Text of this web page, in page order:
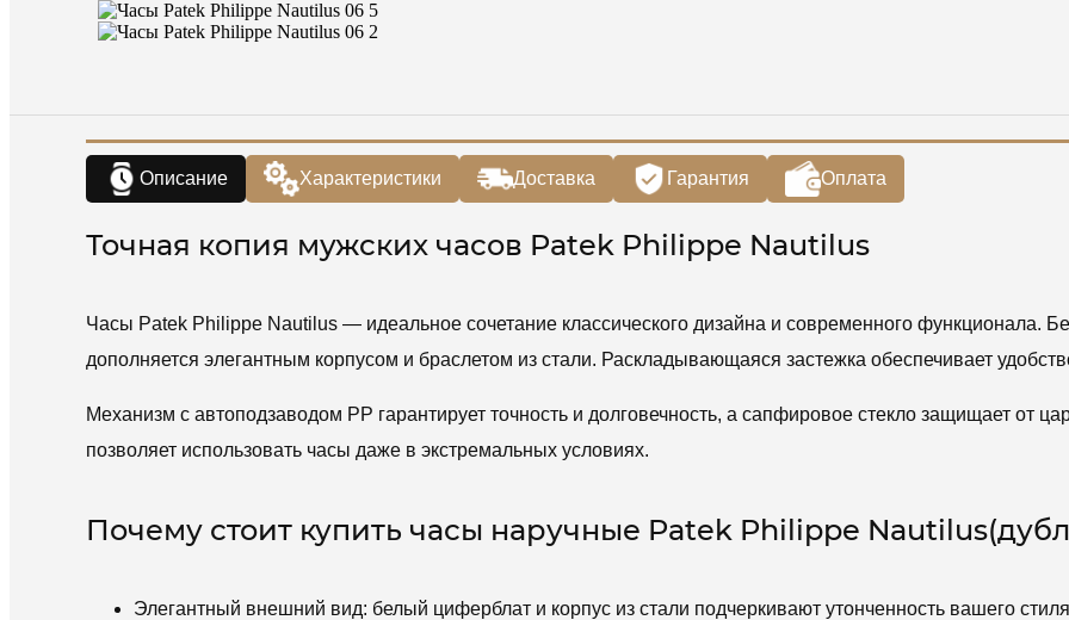
Описание Характеристики Доставка Гарантия Оплата
Точная копия мужских часов Patek Philippe Nautilus
Часы Patek Philippe Nautilus — идеальное сочетание классического дизайна и современного функционала.
дополняется элегантным корпусом и браслетом из стали. Раскладывающаяся застежка обеспечивает
Механизм с автоподзаводом PP гарантирует точность и долговечность, а сапфировое стекло защищает от
позволяет использовать часы даже в экстремальных условиях.
Почему стоит купить часы наручные Patek Philippe
Элегантный внешний вид: белый циферблат и корпус из стали подчеркивают утонченность вашего